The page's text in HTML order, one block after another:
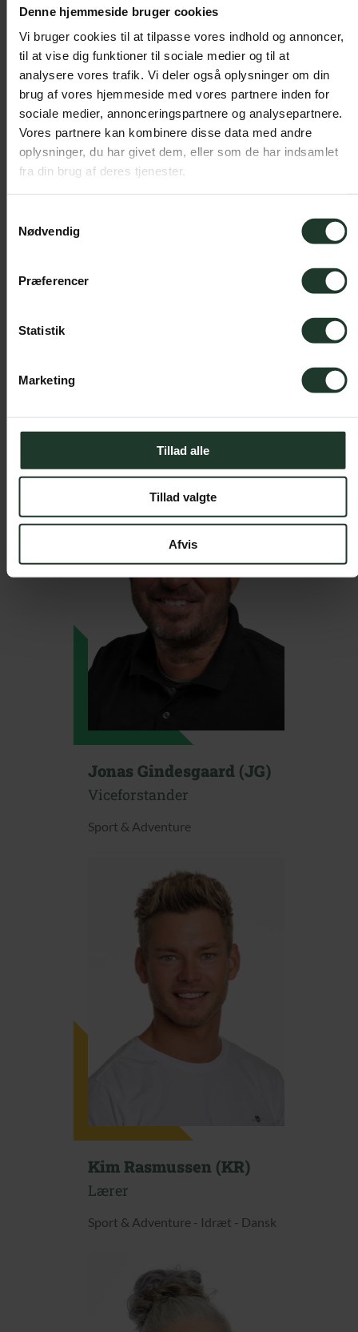
Denne hjemmeside bruger cookies
Vi bruger cookies til at tilpasse vores indhold og annoncer,
til at vise dig funktioner til sociale medier og til at
analysere vores trafik. Vi deler også oplysninger om din
brug af vores hjemmeside med vores partnere inden for
sociale medier, annonceringspartnere og analysepartnere.
Vores partnere kan kombinere disse data med andre
oplysninger, du har givet dem, eller som de har indsamlet
fra din brug af deres tjenester.
Nødvendig
Præferencer
Statistik
Marketing
Tillad alle
Tillad valgte
Afvis
UV-jagt
Adventurerace
Klatring
Kickboksning
Militær/crossfit
Fler-dages vandretur
Undervisere på
linjen
Jonas Gindesgaard (JG)
Viceforstander
Sport & Adventure
Kim Rasmussen (KR)
Lærer
Sport & Adventure - Idræt - Dansk